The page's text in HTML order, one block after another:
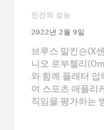
인간의 성능
2022년 2월 9일
브루스 말킨슨(X
니오 로부첼리
와 함께 플래터
여 스포츠 애플리
직임을 평가하는